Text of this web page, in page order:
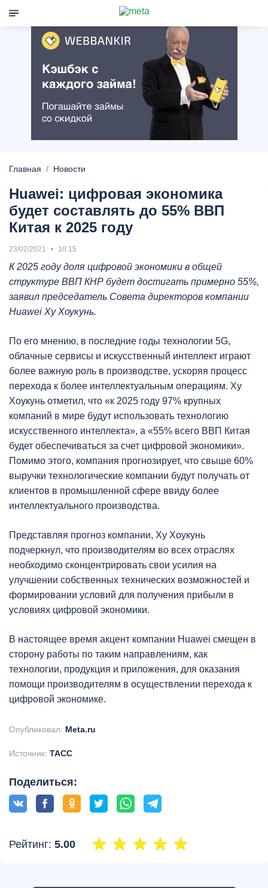
Главная Новости
Huawei: цифровая экономика
будет составлять до 55% ВВП
Китая к 2025 году
23/02/2021 10:15
К 2025 году доля цифровой экономики в общей
структуре ВВП КНР будет достигать примерно 55%,
заявил председатель Совета директоров компании
Huawei Ху Хоукунь.
По его мнению, в последние годы технологии 5G,
облачные сервисы и искусственный интеллект играют
более важную роль в производстве, ускоряя процесс
перехода к более интеллектуальным операциям. Ху
Хоукунь отметил, что «к 2025 году 97% крупных
компаний в мире будут использовать технологию
искусственного интеллекта», а «55% всего ВВП Китая
будет обеспечиваться за счет цифровой экономики».
Помимо этого, компания прогнозирует, что свыше 60%
выручки технологические компании будут получать от
клиентов в промышленной сфере ввиду более
интеллектуального производства.
Представляя прогноз компании, Ху Хоукунь
подчеркнул, что производителям во всех отраслях
необходимо сконцентрировать свои усилия на
улучшении собственных технических возможностей и
формировании условий для получения прибыли в
условиях цифровой экономики.
В настоящее время акцент компании Huawei смещен в
сторону работы по таким направлениям, как
технологии, продукция и приложения, для оказания
помощи производителям в осуществлении перехода к
цифровой экономике.
Опубликовал: Meta.ru
Источник: ТАСС
Поделиться:
Рейтинг: 5.00